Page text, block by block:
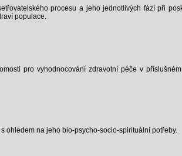
procesu a jeho jednotlivých fází při
populace.
pro vyhodnocování zdravotní péče v
ohledem na jeho bio-psycho-socio-spirituální potřeby.